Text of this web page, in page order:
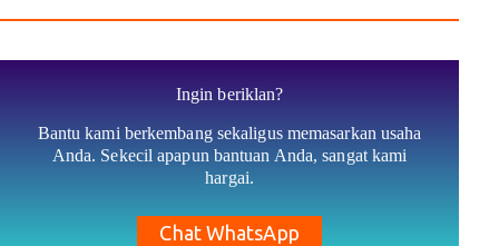
Ingin beriklan?
Bantu kami berkembang sekaligus memasarkan usaha
Anda. Sekecil apapun bantuan Anda, sangat kami
hargai.
Chat WhatsApp